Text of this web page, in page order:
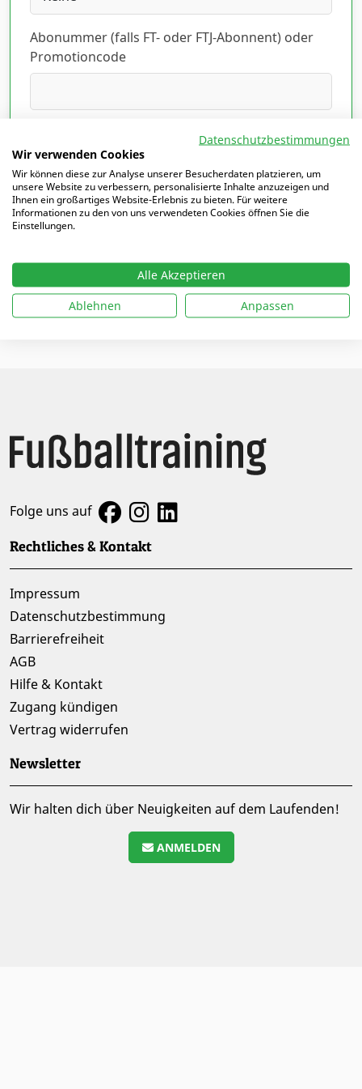
Abonummer (falls FT- oder FTJ-Abonnent) oder
Promotioncode
Ich habe die Datenschutzerklärung gelesen
und akzeptiert.Hier lesen
markierte Felder sind Pflichtfelder
Ich möchte mich einloggen
Folge uns auf
Rechtliches & Kontakt
Impressum
Datenschutzbestimmung
Barrierefreiheit
AGB
Hilfe & Kontakt
Zugang kündigen
Vertrag widerrufen
Newsletter
Wir halten dich über Neuigkeiten auf dem Laufenden!
ANMELDEN
Datenschutzbestimmungen
Wir verwenden Cookies
Wir können diese zur Analyse unserer Besucherdaten platzieren, um
unsere Website zu verbessern, personalisierte Inhalte anzuzeigen und
Ihnen ein großartiges Website-Erlebnis zu bieten. Für weitere
Informationen zu den von uns verwendeten Cookies öffnen Sie die
Einstellungen.
Alle Akzeptieren
Ablehnen
Anpassen